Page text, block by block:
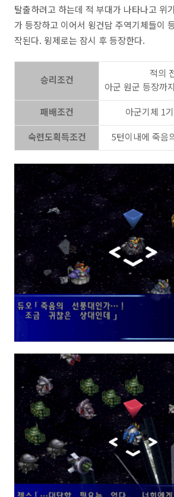
탈출하려고 하는데 적 부대가 나타나고 위
가 등장하고 이어서 윙건담 주역기체들이
작된다. 윙제로는 잠시 후 등장한다.
승리조건
적의
아군 원군 등장까
패배조건
아군기체 1
숙련도획득조건
5턴이내에 죽음